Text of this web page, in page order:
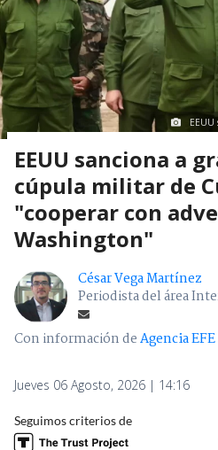
EEUU sanciona a
cúpula militar de
"cooperar con
Washington"
César Vega Martínez
Periodista del área
Con información deAgencia EFE
Jueves 06 Agosto, 2026 | 14:16
Seguimos criterios de